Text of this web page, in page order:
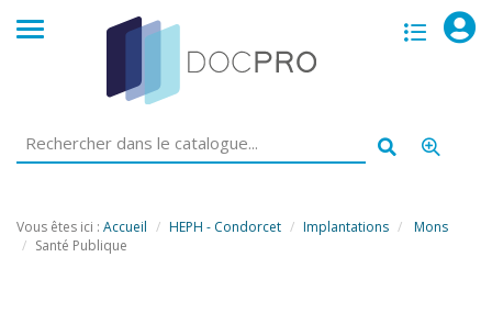
opac
Vous êtes ici : Accueil HEPH - Condorcet Implantations
Mons
Santé Publique